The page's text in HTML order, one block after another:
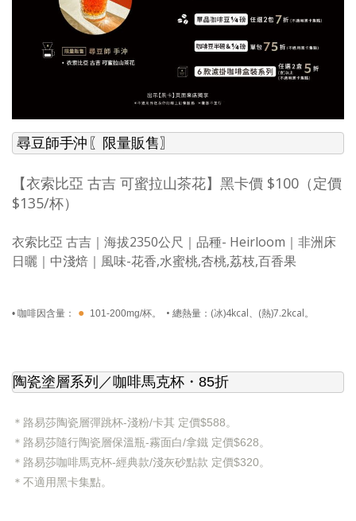
尋豆師手沖〖限量販售〗
【衣索比亞 古吉 可蜜拉山茶花】黑卡價 $100（定價
$135/杯）
衣索比亞 古吉｜海拔2350公尺｜品種- Heirloom ｜非洲床
日曬 ｜中淺焙 ｜風味-花香,水蜜桃,杏桃,荔枝,百香果
• 咖啡因含量： ● 101-200mg/杯。 • 總熱量：(冰)4kcal、(熱)7.2kcal。
陶瓷塗層系列 ／咖啡馬克杯・85折
＊ 路易莎陶瓷層彈跳杯-淺粉/卡其 定價$588。
＊路易莎隨行陶瓷層保溫瓶-霧面白/拿鐵 定價$628。
＊ 路易莎咖啡馬克杯-經典款/淺灰砂點款 定價$320。
＊ 不適用黑卡集點。